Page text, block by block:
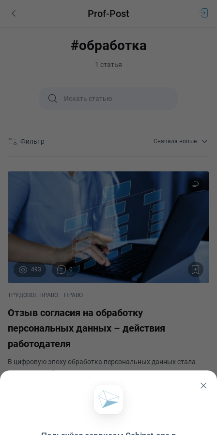
Prof-Post
#обработка
1 статья
Фильтр Сначала новые
493 0
ТРУДОВОЕ ПРАВО ПРАВО
Отзыв согласия на обработку
персональных данных – действия
работодателя
В цифровую эпоху обработка персональных данных стала
неотъемлемой частью различных видов деятельности, в том
личной информации физических лиц, для этого государство
формирует законодательную базу регулирующую
Опубликовано 23 мая 2023